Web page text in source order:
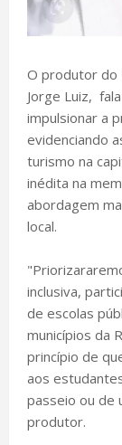
O produtor do
Jorge Luiz,
impulsionar a
evidenciando
turismo na
inédita na
abordagem
local.
inclusiva,
de escolas
municípios da
princípio de
aos
passeio ou de
produtor.